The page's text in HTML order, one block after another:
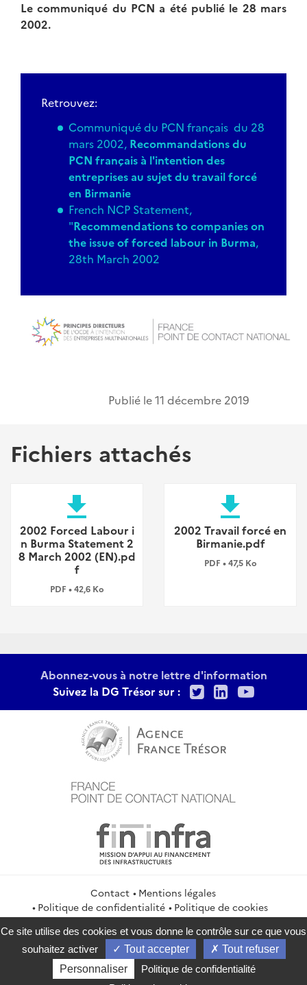
Le communiqué du PCN a été publié le 28 mars
2002.
Retrouvez:
Communiqué du PCN français du 28
mars 2002, Recommandations du
PCN français à l'intention des
entreprises au sujet du travail forcé
en Birmanie
French NCP Statement,
"Recommendations to companies on
the issue of forced labour in Burma,
28th March 2002
Publié le11 décembre 2019
Fichiers attachés
file_download
2002 Forced Labour i
n Burma Statement 2
8 March 2002 (EN).pd
f
PDF • 42,6 Ko
file_download
2002 Travail forcé en
Birmanie.pdf
PDF • 47,5 Ko
Abonnez-vous à notre lettre d'information
Suivez la DG Trésor sur :
TwitterLinkedIn
Contact
Mentions légales
Politique de confidentialité
Politique de cookies
Gestion des cookies
service-public.gouv.fr
legifrance.gouv.fr
info.gouv.fr
data.gouv.fr
Ce site utilise des cookies et vous donne le contrôle sur ce que vous
souhaitez activer
Tout accepter
Tout refuser
Personnaliser
Politique de confidentialité